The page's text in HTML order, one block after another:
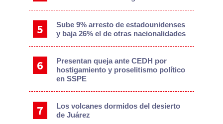
Sube 9% arresto de estadounidenses
y baja 26% el de otras nacionalidades
Presentan queja ante CEDH por
hostigamiento y proselitismo político
en SSPE
Los volcanes dormidos del desierto
de Juárez